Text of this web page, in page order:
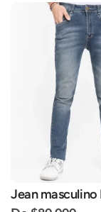
Jean masculino